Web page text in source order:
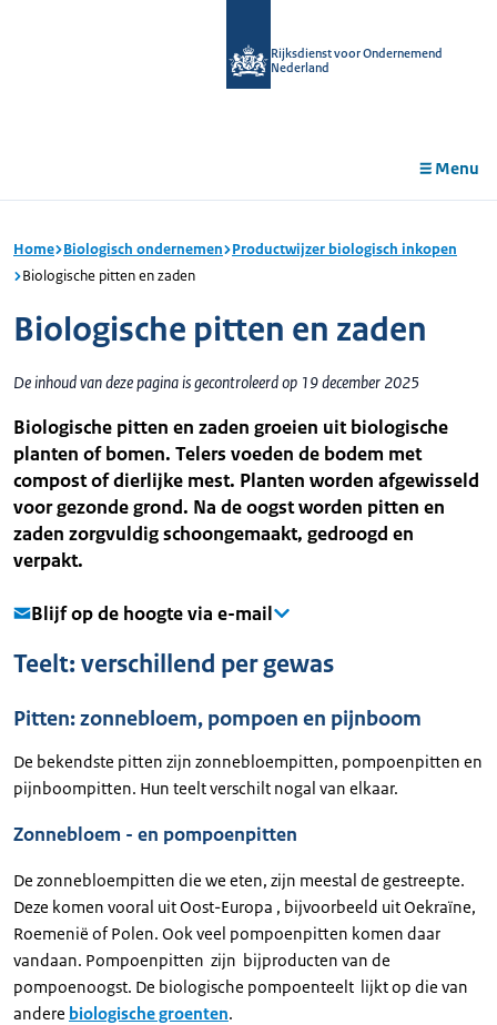
Rijksdienst voor Ondernemend
Nederland
Menu
Home Biologisch ondernemen Productwijzer biologisch inkopen
Biologische pitten en zaden
Biologische pitten en zaden
De inhoud van deze pagina is gecontroleerd op 19 december 2025
Biologische pitten en zaden groeien uit biologische
planten of bomen. Telers voeden de bodem met
compost of dierlijke mest. Planten worden afgewisseld
voor gezonde grond. Na de oogst worden pitten en
zaden zorgvuldig schoongemaakt, gedroogd en
verpakt.
Blijf op de hoogte via e-mail
Teelt: verschillend per gewas
Pitten: zonnebloem, pompoen en pijnboom
De bekendste pitten zijn zonnebloempitten, pompoenpitten en
pijnboompitten. Hun teelt verschilt nogal van elkaar.
Zonnebloem - en pompoenpitten
De zonnebloempitten die we eten, zijn meestal de gestreepte.
Deze komen vooral uit Oost-Europa , bijvoorbeeld uit Oekraïne,
Roemenië of Polen. Ook veel pompoenpitten komen daar
vandaan. Pompoenpitten zijn bijproducten van de
pompoenoogst. De biologische pompoenteelt lijkt op die van
andere biologische groenten.